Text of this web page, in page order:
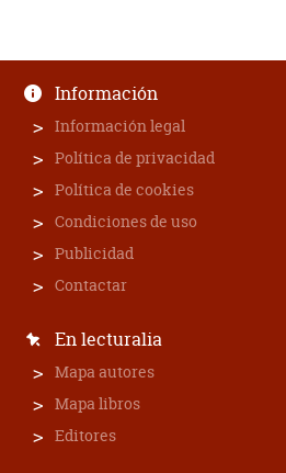
Información
Información legal
Política de privacidad
Política de cookies
Condiciones de uso
Publicidad
Contactar
En lecturalia
Mapa autores
Mapa libros
Editores